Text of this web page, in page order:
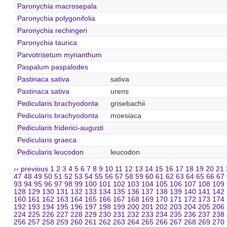
Paronychia macrosepala
Paronychia polygonifolia
Paronychia rechingeri
Paronychia taurica
Parvotrisetum myrianthum
Paspalum paspalodes
Pastinaca sativa
sativa
Pastinaca sativa
urens
Pedicularis brachyodonta
grisebachii
Pedicularis brachyodonta
moesiaca
Pedicularis friderici-augusti
Pedicularis graeca
Pedicularis leucodon
leucodon
‹‹ previous 1 2 3 4 5 6 7 8 9 10 11 12 13 14 15 16 17 18 19 20 21
47 48 49 50 51 52 53 54 55 56 57 58 59 60 61 62 63 64 65 66 67
93 94 95 96 97 98 99 100 101 102 103 104 105 106 107 108 109
128 129 130 131 132 133 134 135 136 137 138 139 140 141 142
160 161 162 163 164 165 166 167 168 169 170 171 172 173 174
192 193 194 195 196 197 198 199 200 201 202 203 204 205 206
224 225 226 227 228 229 230 231 232 233 234 235 236 237 238
256 257 258 259 260 261 262 263 264 265 266 267 268 269 270